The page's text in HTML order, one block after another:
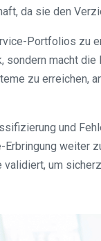
da sie den
Portfolios zu
macht
zu
und
um